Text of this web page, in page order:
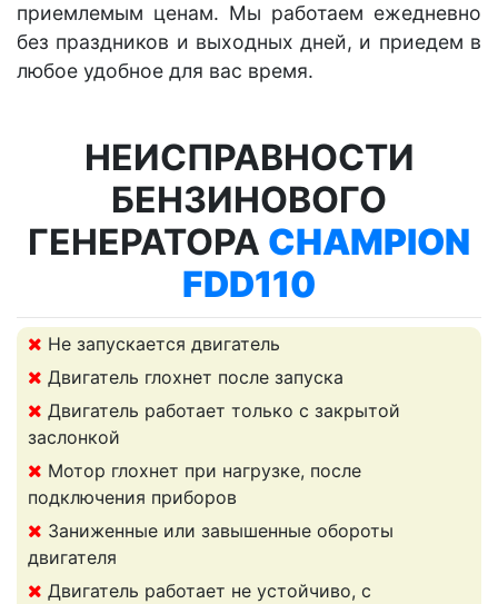
приемлемым ценам. Мы работаем ежедневно
без праздников и выходных дней, и приедем в
любое удобное для вас время.
НЕИСПРАВНОСТИ
БЕНЗИНОВОГО
ГЕНЕРАТОРА CHAMPION
FDD110
Не запускается двигатель
Двигатель глохнет после запуска
Двигатель работает только с закрытой
заслонкой
Мотор глохнет при нагрузке, после
подключения приборов
Заниженные или завышенные обороты
двигателя
Двигатель работает не устойчиво, с